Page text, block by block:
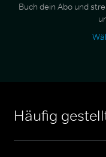
Buch dein Abo und
Häufig